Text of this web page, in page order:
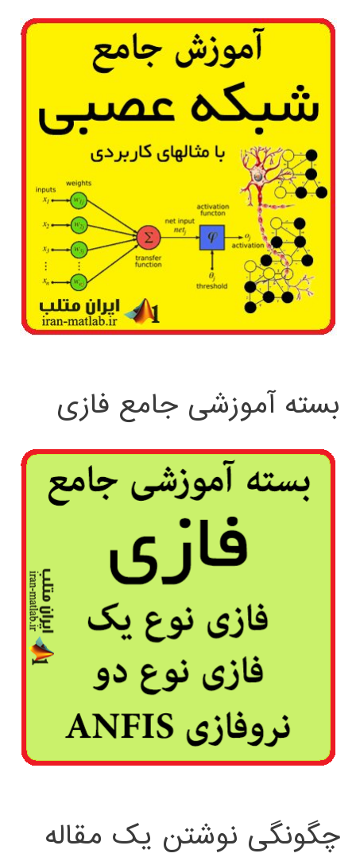
بسته آموزشی جامع فازی
چگونگی نوشتن یک مقاله